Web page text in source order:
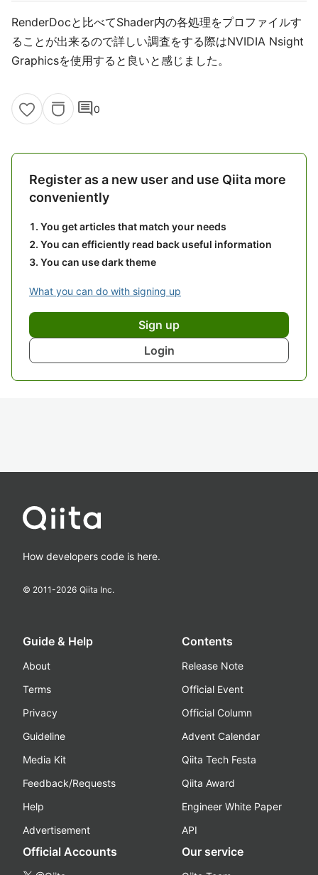
RenderDocと比べてShader内の各処理をプロファイルす
ることが出来るので詳しい調査をする際はNVIDI​A Nsight
Graphicsを使用すると良いと感じました。
comment0
Register as a new user and use Qiita more
conveniently
You get articles that match your needs
You can efficiently read back useful information
You can use dark theme
What you can do with signing up
Sign up
Login
How developers code is here.
© 2011-2026 Qiita Inc.
Guide & Help
About
Terms
Privacy
Guideline
Media Kit
Feedback/Requests
Help
Advertisement
Contents
Release Note
Official Event
Official Column
Advent Calendar
Qiita Tech Festa
Qiita Award
Engineer White Paper
API
Official Accounts Our service